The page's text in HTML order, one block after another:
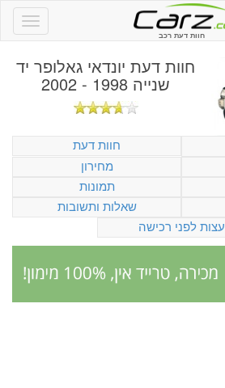
חוות דעת רכב
חוות דעת יונדאי גאלופר יד
שנייה 1998 - 2002
חוות דעת
מחירון
תמונות
שאלות ותשובות
עצות לפני רכישה